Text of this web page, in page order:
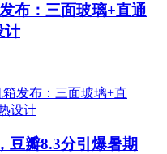
布：三面玻璃+直通
计
豆瓣8.3分引爆暑期